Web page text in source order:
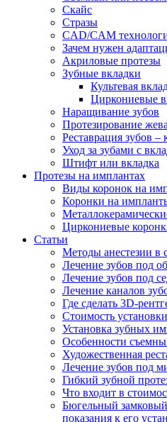
Скайс
Стразы
CAD/CAM
Зачем нужен
Акриловые протезы
Зубные вкладки
Культевая
Циркониевые
Наращивание зубов
Протезирование
Реставрация зубов
Уход за зубами с
Штифт или вкладка
Протезы на имплантах
Виды коронок на
Коронки на
Циркониевые
Статьи
Методы анестезии в
Лечение зубов под
Лечение зубов под
Лечение каналов
Где сделать 3D-
Стоимость
Установка зубных
Особенности
Художественная
Лечение зубов под
Гибкий зубной
Что входит в
Бюгельный замковый
показания к его